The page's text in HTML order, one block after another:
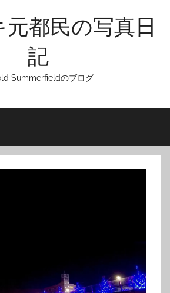
都民の写真日
記
Summerfieldのブログ